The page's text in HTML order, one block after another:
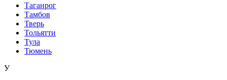
Таганрог
Тамбов
Тверь
Тольятти
Тула
Тюмень
У